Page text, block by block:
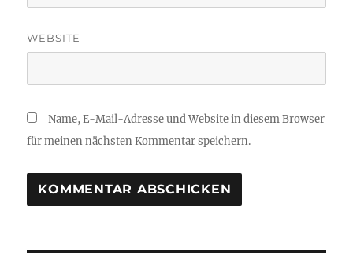
WEBSITE
Name, E-Mail-Adresse und Website in diesem Browser
für meinen nächsten Kommentar speichern.